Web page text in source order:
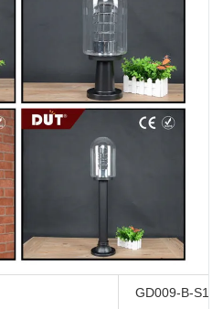
GD009-B-S1